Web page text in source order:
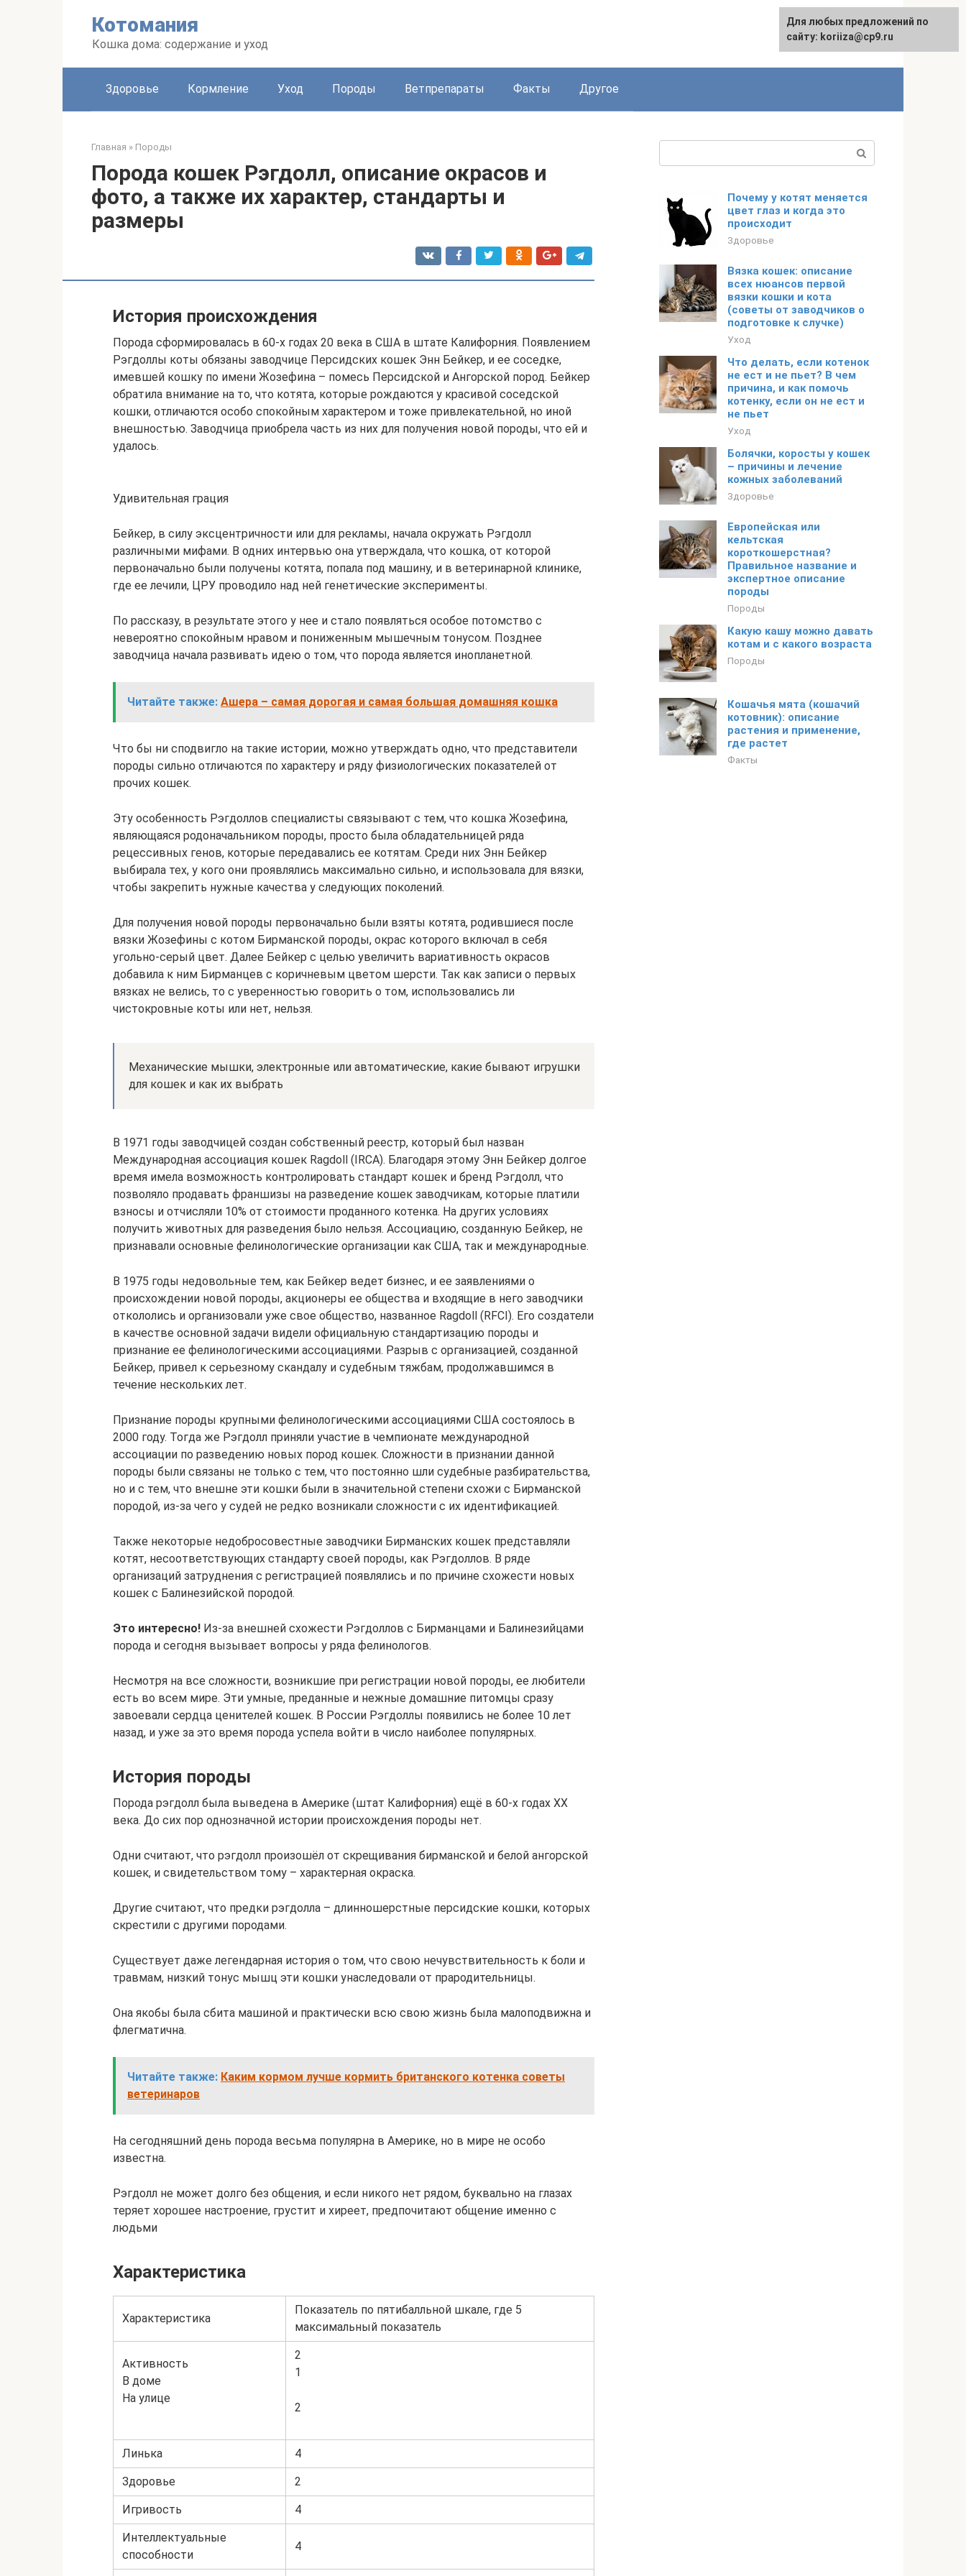
Котомания
Кошка дома: содержание и уход
Здоровье Кормление Уход Породы Ветпрепараты Факты Другое
Главная » Породы
Порода кошек Рэгдолл, описание окрасов и
фото, а также их характер, стандарты и
размеры
История происхождения
Порода сформировалась в 60-х годах 20 века в США в штате Калифорния. Появлением
Рэгдоллы коты обязаны заводчице Персидских кошек Энн Бейкер, и ее соседке,
имевшей кошку по имени Жозефина – помесь Персидской и Ангорской пород. Бейкер
обратила внимание на то, что котята, которые рождаются у красивой соседской
кошки, отличаются особо спокойным характером и тоже привлекательной, но иной
внешностью. Заводчица приобрела часть из них для получения новой породы, что ей и
удалось.
Удивительная грация
Бейкер, в силу эксцентричности или для рекламы, начала окружать Рэгдолл
различными мифами. В одних интервью она утверждала, что кошка, от которой
первоначально были получены котята, попала под машину, и в ветеринарной клинике,
где ее лечили, ЦРУ проводило над ней генетические эксперименты.
По рассказу, в результате этого у нее и стало появляться особое потомство с
невероятно спокойным нравом и пониженным мышечным тонусом. Позднее
заводчица начала развивать идею о том, что порода является инопланетной.
Читайте также: Ашера – самая дорогая и самая большая домашняя кошка
Что бы ни сподвигло на такие истории, можно утверждать одно, что представители
породы сильно отличаются по характеру и ряду физиологических показателей от
прочих кошек.
Эту особенность Рэгдоллов специалисты связывают с тем, что кошка Жозефина,
являющаяся родоначальником породы, просто была обладательницей ряда
рецессивных генов, которые передавались ее котятам. Среди них Энн Бейкер
выбирала тех, у кого они проявлялись максимально сильно, и использовала для вязки,
чтобы закрепить нужные качества у следующих поколений.
Для получения новой породы первоначально были взяты котята, родившиеся после
вязки Жозефины с котом Бирманской породы, окрас которого включал в себя
угольно-серый цвет. Далее Бейкер с целью увеличить вариативность окрасов
добавила к ним Бирманцев с коричневым цветом шерсти. Так как записи о первых
вязках не велись, то с уверенностью говорить о том, использовались ли
чистокровные коты или нет, нельзя.
Механические мышки, электронные или автоматические, какие бывают игрушки
для кошек и как их выбрать
В 1971 годы заводчицей создан собственный реестр, который был назван
Международная ассоциация кошек Ragdoll (IRCA). Благодаря этому Энн Бейкер долгое
время имела возможность контролировать стандарт кошек и бренд Рэгдолл, что
позволяло продавать франшизы на разведение кошек заводчикам, которые платили
взносы и отчисляли 10% от стоимости проданного котенка. На других условиях
получить животных для разведения было нельзя. Ассоциацию, созданную Бейкер, не
признавали основные фелинологические организации как США, так и международные.
В 1975 годы недовольные тем, как Бейкер ведет бизнес, и ее заявлениями о
происхождении новой породы, акционеры ее общества и входящие в него заводчики
откололись и организовали уже свое общество, названное Ragdoll (RFCI). Его создатели
в качестве основной задачи видели официальную стандартизацию породы и
признание ее фелинологическими ассоциациями. Разрыв с организацией, созданной
Бейкер, привел к серьезному скандалу и судебным тяжбам, продолжавшимся в
течение нескольких лет.
Признание породы крупными фелинологическими ассоциациями США состоялось в
2000 году. Тогда же Рэгдолл приняли участие в чемпионате международной
ассоциации по разведению новых пород кошек. Сложности в признании данной
породы были связаны не только с тем, что постоянно шли судебные разбирательства,
но и с тем, что внешне эти кошки были в значительной степени схожи с Бирманской
породой, из-за чего у судей не редко возникали сложности с их идентификацией.
Также некоторые недобросовестные заводчики Бирманских кошек представляли
котят, несоответствующих стандарту своей породы, как Рэгдоллов. В ряде
организаций затруднения с регистрацией появлялись и по причине схожести новых
кошек с Балинезийской породой.
Это интересно! Из-за внешней схожести Рэгдоллов с Бирманцами и Балинезийцами
порода и сегодня вызывает вопросы у ряда фелинологов.
Несмотря на все сложности, возникшие при регистрации новой породы, ее любители
есть во всем мире. Эти умные, преданные и нежные домашние питомцы сразу
завоевали сердца ценителей кошек. В России Рэгдоллы появились не более 10 лет
назад, и уже за это время порода успела войти в число наиболее популярных.
История породы
Порода рэгдолл была выведена в Америке (штат Калифорния) ещё в 60-х годах ХХ
века. До сих пор однозначной истории происхождения породы нет.
Одни считают, что рэгдолл произошёл от скрещивания бирманской и белой ангорской
кошек, и свидетельством тому – характерная окраска.
Другие считают, что предки рэгдолла – длинношерстные персидские кошки, которых
скрестили с другими породами.
Существует даже легендарная история о том, что свою нечувствительность к боли и
травмам, низкий тонус мышц эти кошки унаследовали от прародительницы.
Она якобы была сбита машиной и практически всю свою жизнь была малоподвижна и
флегматична.
Читайте также: Каким кормом лучше кормить британского котенка советы
ветеринаров
На сегодняшний день порода весьма популярна в Америке, но в мире не особо
известна.
Рэгдолл не может долго без общения, и если никого нет рядом, буквально на глазах
теряет хорошее настроение, грустит и хиреет, предпочитают общение именно с
людьми
Характеристика
Характеристика
Показатель по пятибалльной шкале, где 5
максимальный показатель
Активность
В доме
На улице
2
1
2
Линька 4
Здоровье 2
Игривость 4
Интеллектуальные
способности
4
Почему у котят меняется
цвет глаз и когда это
происходит
Здоровье
Вязка кошек: описание
всех нюансов первой
вязки кошки и кота
(советы от заводчиков о
подготовке к случке)
Уход
Что делать, если котенок
не ест и не пьет? В чем
причина, и как помочь
котенку, если он не ест и
не пьет
Уход
Болячки, коросты у кошек
– причины и лечение
кожных заболеваний
Здоровье
Европейская или
кельтская
короткошерстная?
Правильное название и
экспертное описание
породы
Породы
Какую кашу можно давать
котам и с какого возраста
Породы
Кошачья мята (кошачий
котовник): описание
растения и применение,
где растет
Факты
Для любых предложений по
сайту: koriiza@cp9.ru